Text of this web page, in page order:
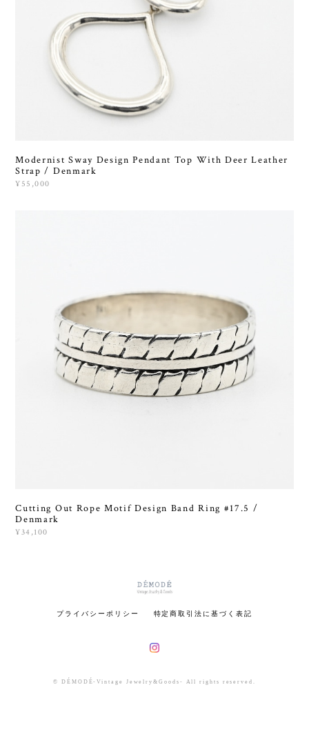
Modernist Sway Design Pendant Top With Deer Leather
Strap / Denmark
¥55,000
Cutting Out Rope Motif Design Band Ring #17.5 /
Denmark
¥34,100
プライバシーポリシー 特定商取引法に基づく表記
© DÉMODÉ-Vintage Jewelry&Goods- All rights reserved.